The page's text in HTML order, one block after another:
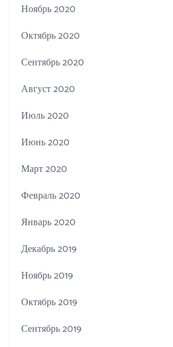
Ноябрь 2020
Октябрь 2020
Сентябрь 2020
Август 2020
Июль 2020
Июнь 2020
Март 2020
Февраль 2020
Январь 2020
Декабрь 2019
Ноябрь 2019
Октябрь 2019
Сентябрь 2019